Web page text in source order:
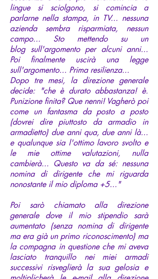
lingue si sciolgono, si comincia a
parlarne nella stampa, in TV... nessuna
azienda sembra risparmiata, nessun
campo... Sto mettendo su un
blog sull'argomento per alcuni anni...
Poi finalmente uscirà una legge
sull'argomento... Prima resilienza...
Dopo tre mesi, la direzione generale
decide: "che è durato abbastanza! è.
Punizione finita? Que nenni! Vagherò poi
come un fantasma da posto a posto
(dovrei dire piuttosto da armadio in
armadietto) due anni qua, due anni là...
e qualunque sia l'ottimo lavoro svolto e
le mie ottime valutazioni, nulla
cambierà... Questo va da sé: nessuna
nomina di dirigente che mi riguarda
nonostante il mio diploma +5..."
Poi sarò chiamato alla direzione
generale dove il mio stipendio sarà
aumentato (senza nomina di dirigente
ma era già un primo riconoscimento) ma
la compagna in questione che mi aveva
lasciato tranquillo nei miei armadi
successivi risveglierà la sua gelosia e